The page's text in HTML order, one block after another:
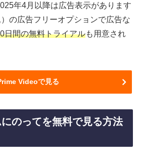
年4月以降は広告表示があります
の広告フリーオプションで広告な
日間の無料トライアルも用意され
Videoで見る
のってを無料で見る方法